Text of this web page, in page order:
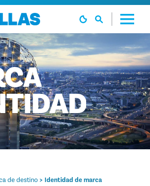
de destino Identidad de marca